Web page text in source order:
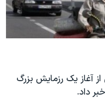
آغاز يک رزمايش بزرگ
داد.